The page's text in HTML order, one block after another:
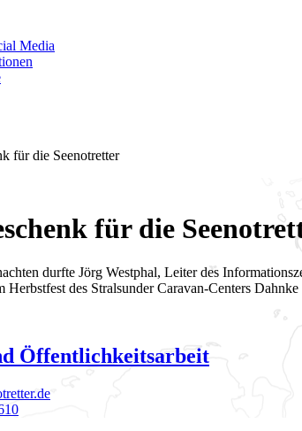
Media
für die Seenotretter
für die
durfte Jörg Westphal, Leiter des
Herbstfest des Stralsunder Caravan-Centers
Öffentlichkeitsarbeit